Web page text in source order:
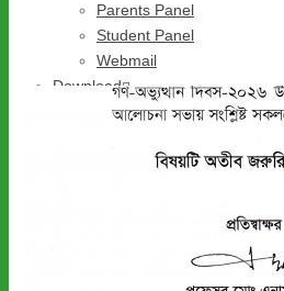
Parents Panel
Student Panel
Webmail
Download
Admission Form Download
/ Author: Sadarpur College